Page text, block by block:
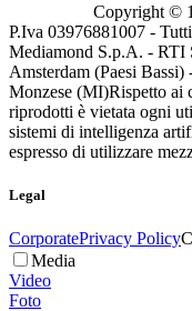
Copyright ©
P.Iva 03976881007 -
Mediamond S.p.A. - RTI
Amsterdam (Paesi
Monzese (MI)Rispetto ai
riprodotti è vietata ogni
sistemi di intelligenza
espresso di utilizzare
Legal
CorporatePrivacy Policy
Media
Video
Foto